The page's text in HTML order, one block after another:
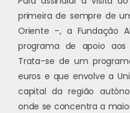
primeira de sempre de
Oriente –, a Fundação
programa de apoio aos
Trata-se de um
euros e que envolve a
capital da região
onde se concentra a